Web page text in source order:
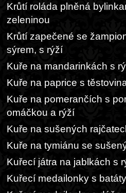
Krůtí roláda plněná
zeleninou
Krůtí zapečené se
sýrem, s rýží
Kuře na mandarinkách s
Kuře na paprice s
Kuře na pomerančích s
omáčkou a rýží
Kuře na sušených
Kuře na tymiánu se
Kuřecí játra na jablkách s
Kuřecí medailonky s batáty